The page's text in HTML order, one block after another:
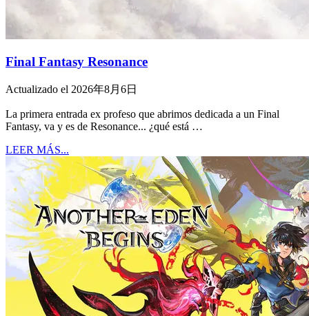
Final Fantasy Resonance
Actualizado el 2026年8月6日
La primera entrada ex profeso que abrimos dedicada a un Final
Fantasy, va y es de Resonance... ¿qué está …
LEER MÁS...